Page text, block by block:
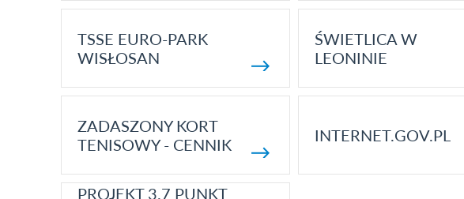
TSSE EURO-PARK
WISŁOSAN
ŚWIETLICA W
LEONINIE
ZADASZONY KORT
TENISOWY - CENNIK
INTERNET.GOV.PL
PROJEKT 3.7 PUNKT